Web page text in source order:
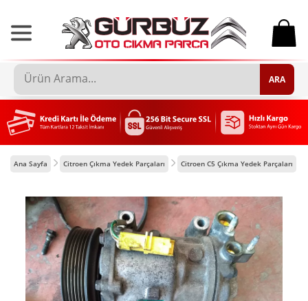
0
ARA
Ana Sayfa Citroen Çıkma Yedek Parçaları Citroen C5 Çıkma Yedek Parçaları